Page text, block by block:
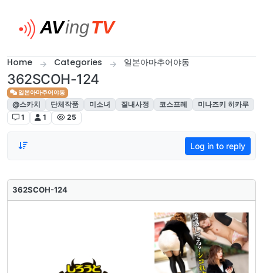
Home Categories 일본아마추어야동
362SCOH-124
일본아마추어야동
@스카치 단체작품 미소녀 질내사정 코스프레
미나즈키 히카루
1
1 25
Log in to reply
362SCOH-124